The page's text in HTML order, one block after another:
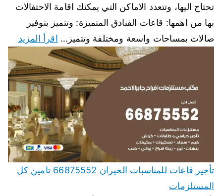
تحتاج اليها، وتتعدد الاماكن التي يمكنك اقامة الاحتفالات
بها من اهمها: قاعات الفنادق المتميزة: وتتميز بتوفير
صالات بمساحات واسعة ومختلفة وتتميز… اقرأ المزيد
تأجير قاعات للمناسبات الخيران 66875552 تامين كل
المستلزمات